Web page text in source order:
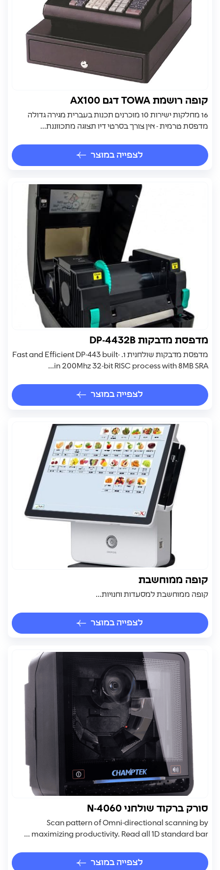
קופה רושמת TOWA דגם AX100
16 מחלקות ישירות 10 מוכרנים תכנות בעברית מגירה גדולה
מדפסת טרמית - אין צורך בסרטי דיו תצוגה מתכווננת...
לצפייה במוצר
מדפסת מדבקות DP-4432B
מדפסת מדבקות שולחנית 1. Fast and Efficient DP-443 built-
in 200Mhz 32-bit RISC process with 8MB SRA...
לצפייה במוצר
קופה ממוחשבת
קופה ממוחשבת למסעדות וחנויות...
לצפייה במוצר
סורק ברקוד שולחני N-4060
Scan pattern of Omni-directional scanning by
maximizing productivity. Read all 1D standard bar ...
לצפייה במוצר